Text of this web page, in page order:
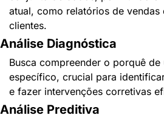
atual, como relatórios de
clientes.
Análise Diagnóstica
Busca compreender o porquê de
específico, crucial para
e fazer intervenções corretivas
Análise Preditiva